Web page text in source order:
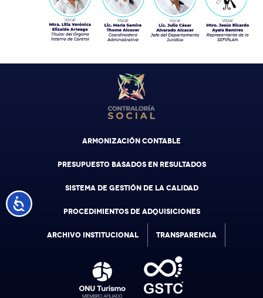
Accesibilidad
ARMONIZACIÓN CONTABLE
PRESUPUESTO BASADOS EN RESULTADOS
SISTEMA DE GESTIÓN DE LA CALIDAD
PROCEDIMIENTOS DE ADQUISICIONES
ARCHIVO INSTITUCIONAL TRANSPARENCIA